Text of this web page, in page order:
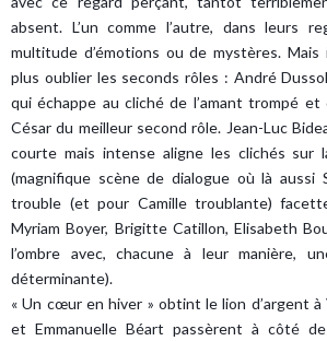
absent. L’un comme l’autre, dans leurs
multitude d’émotions ou de mystères.
plus oublier les seconds rôles : André
qui échappe au cliché de l’amant trompé et
César du meilleur second rôle. Jean-Luc
courte mais intense aligne les clichés sur
(magnifique scène de dialogue où là aussi
trouble (et pour Camille troublante)
Myriam Boyer, Brigitte Catillon, Elisabeth
l’ombre avec, chacune à leur manière,
déterminante).
« Un cœur en hiver » obtint le lion d’argent à
et Emmanuelle Béart passèrent à côté